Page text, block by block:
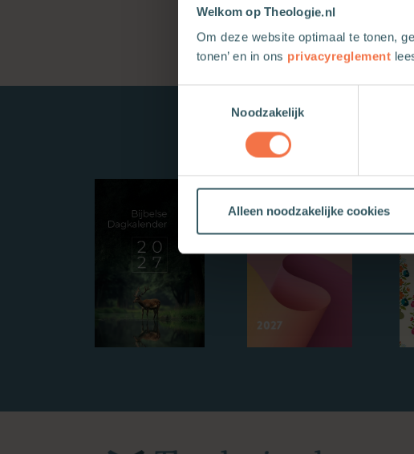
Welkom op Theologie.nl
Om deze website optimaal te tonen,
tonen’ en in ons privacyreglement
Noodzakelijk
Alleen noodzakelijke cookies